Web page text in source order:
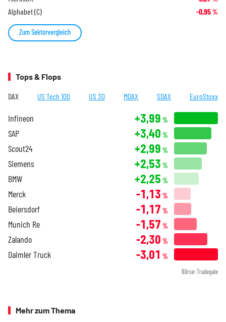
Alphabet (C) -0,95%
Zum Sektorvergleich
Tops & Flops
DAX US Tech 100 US 30 MDAX SDAX EuroStoxx
Infineon +3,99 %
SAP +3,40 %
Scout24 +2,99 %
Siemens +2,53 %
BMW +2,25 %
Merck -1,13 %
Beiersdorf -1,17 %
Munich Re -1,57 %
Zalando -2,30 %
Daimler Truck -3,01 %
Börse: Tradegate
Mehr zum Thema